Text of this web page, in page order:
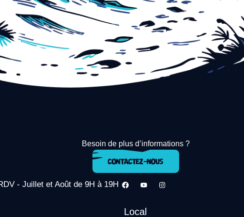
Besoin de plus d’informations ?
- Juillet et Août de 9H à 19H
Local